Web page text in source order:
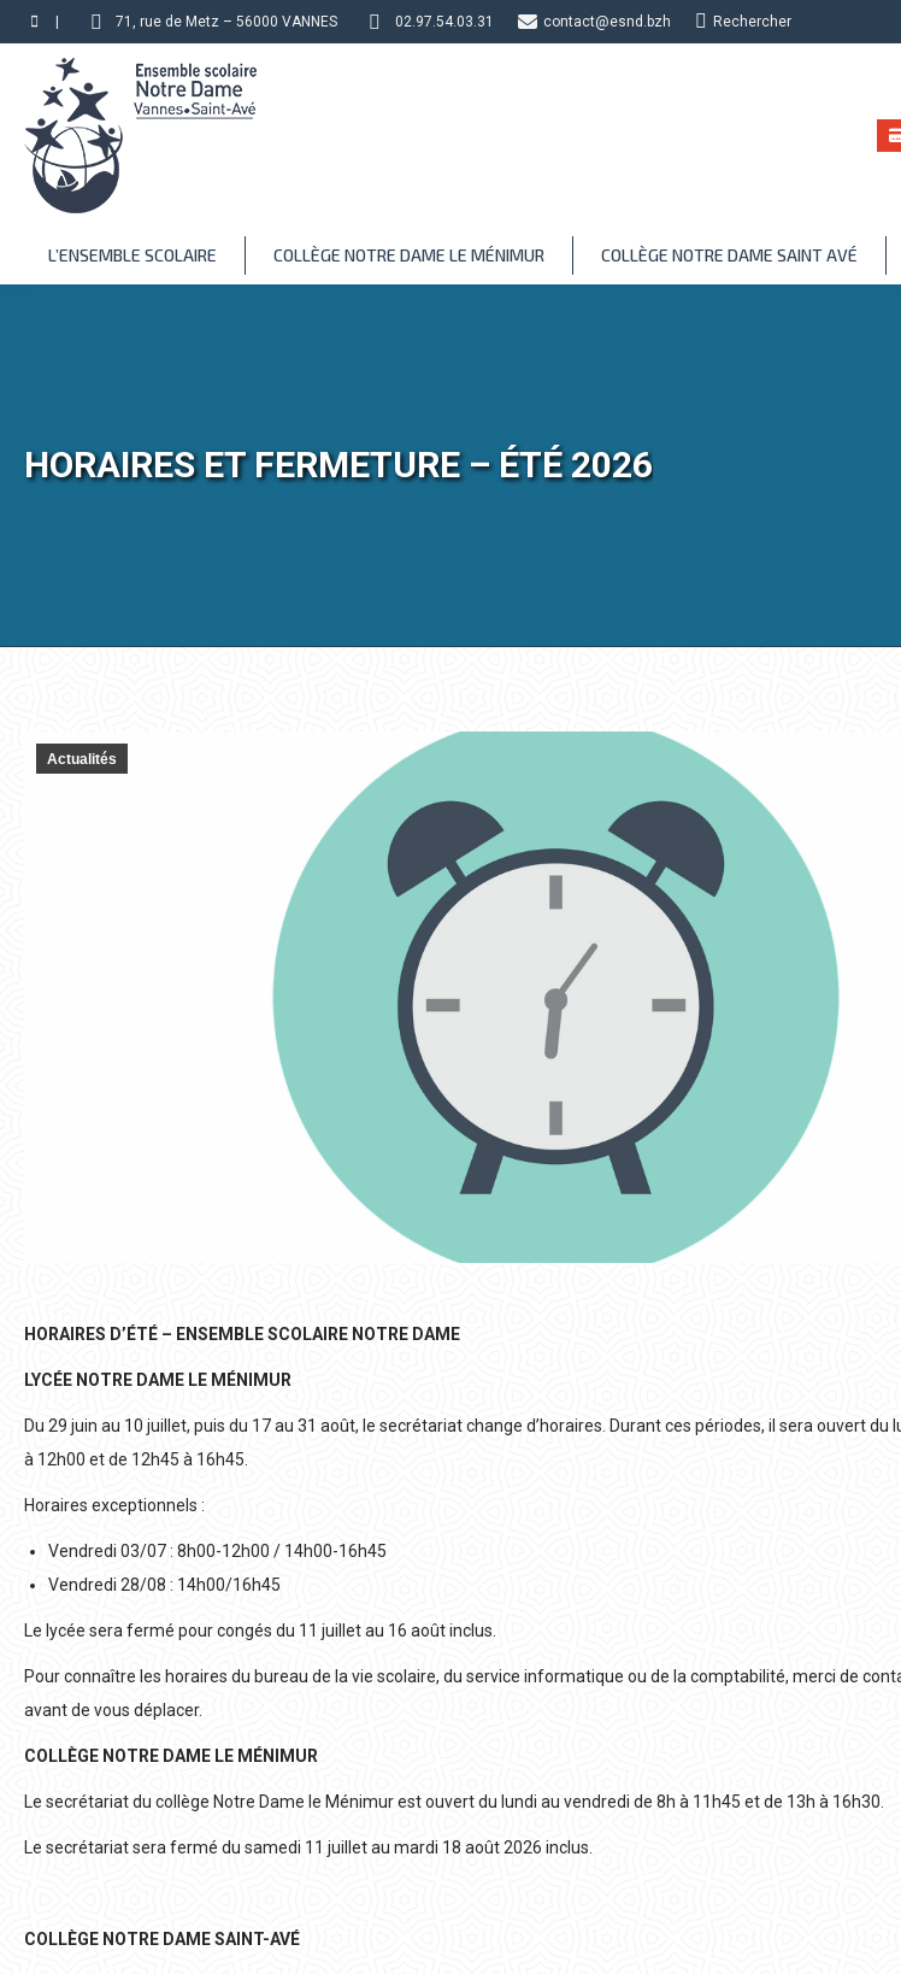
71, rue de Metz – 56000 VANNES 02.97.54.03.31 contact@esnd.bzh Recherche
Rechercher
L’ENSEMBLE SCOLAIRE COLLÈGE NOTRE DAME LE MÉNIMUR COLLÈGE NOTRE DAME SAINT AVÉ
HORAIRES ET FERMETURE – ÉTÉ 2026
Actualités
HORAIRES D’ÉTÉ – ENSEMBLE SCOLAIRE NOTRE DAME
LYCÉE NOTRE DAME LE MÉNIMUR
Du 29 juin au 10 juillet, puis du 17 au 31 août, le secrétariat change d’horaires. Durant ces périodes, il sera ouvert du
à 12h00 et de 12h45 à 16h45.
Horaires exceptionnels :
Vendredi 03/07 : 8h00-12h00 / 14h00-16h45
Vendredi 28/08 : 14h00/16h45
Le lycée sera fermé pour congés du 11 juillet au 16 août inclus.
Pour connaître les horaires du bureau de la vie scolaire, du service informatique ou de la comptabilité, merci de
avant de vous déplacer.
COLLÈGE NOTRE DAME LE MÉNIMUR
Le secrétariat du collège Notre Dame le Ménimur est ouvert du lundi au vendredi de 8h à 11h45 et de 13h à 16h30.
Le secrétariat sera fermé du samedi 11 juillet au mardi 18 août 2026 inclus.
COLLÈGE NOTRE DAME SAINT-AVÉ